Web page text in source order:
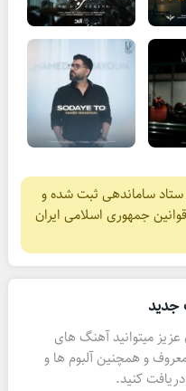
ساماندهی ثبت شده و
جمهوری اسلامی ایران
جدید
میتوانید آهنگ های
و همچنین آلبوم ها و
کنید.